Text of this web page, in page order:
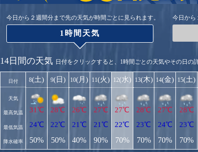
今日から２週間分まで先の天気が時間ごとに見られます。
1時間天気
今日から
14日間の天気 日付をクリックすると、1時間ごとの天気やその日の
日付
天気
最高気温
最低気温
降水確率
8(土)
31℃
24℃
50%
9(日)
28℃
22℃
50%
10(月)
26℃
21℃
40%
11(火)
27℃
21℃
90%
12(水)
27℃
22℃
70%
13(木)
28℃
23℃
70%
14(金)
27℃
24℃
70%
15(土)
28℃
23℃
70%